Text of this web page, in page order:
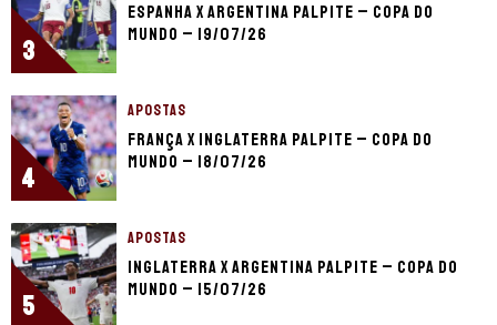
3
Espanha x Argentina palpite – Copa do
Mundo – 19/07/26
4
APOSTAS
França x Inglaterra palpite – Copa do
Mundo – 18/07/26
5
APOSTAS
Inglaterra x Argentina palpite – Copa do
Mundo – 15/07/26